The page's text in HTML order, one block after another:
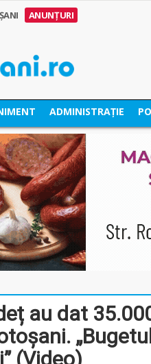
ANUNȚURI
ADMINISTRAȚIE
au dat
(Video)